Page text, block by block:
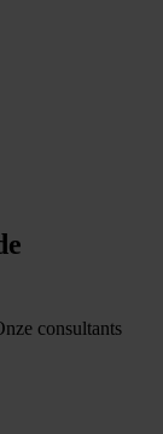
consultants